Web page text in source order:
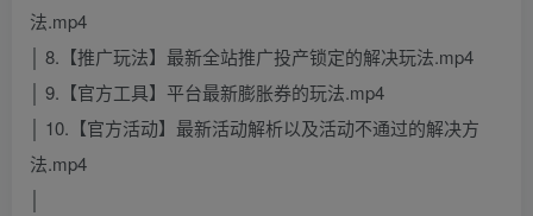
法.mp4
│ 8.【推广玩法】最新全站推广投产锁定的解决玩法.mp4
│ 9.【官方工具】平台最新膨胀券的玩法.mp4
│ 10.【官方活动】最新活动解析以及活动不通过的解决方
法.mp4